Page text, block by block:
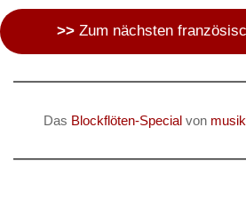
>> Zum nächsten
Das Blockflöten-Special von